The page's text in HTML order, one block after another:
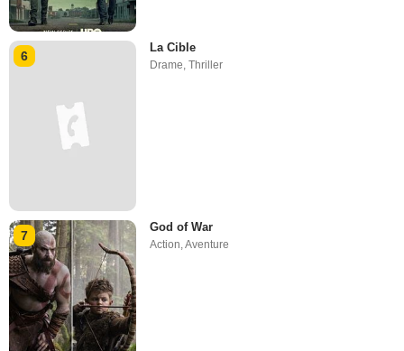
6
La Cible
Drame,Thriller
7
God of War
Action ,Aventure